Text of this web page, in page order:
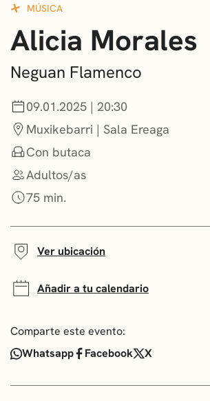
NOTICIAS
GETXO KULTURA
ASOCIACIONES CULTURALES
MÚSICA
Alicia Morales
Neguan Flamenco
09.01.2025 | 20:30
Muxikebarri | Sala Ereaga
Con butaca
Adultos/as
75 min.
Ver ubicación
Añadir a tu calendario
Comparte este evento:
Whatsapp
Facebook X